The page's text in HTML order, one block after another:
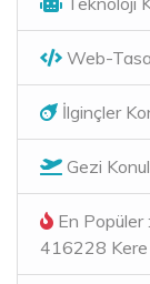
Web-
İlginçler
Gezi
En
416228 Kere